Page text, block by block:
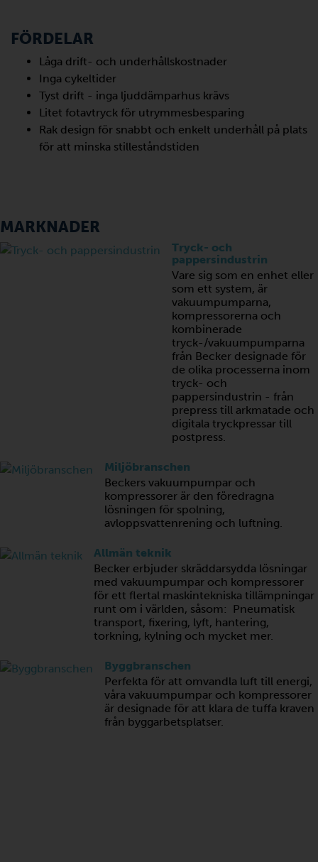
FÖRDELAR
Låga drift- och underhållskostnader
Inga cykeltider
Tyst drift - inga ljuddämparhus krävs
Litet fotavtryck för utrymmesbesparing
Rak design för snabbt och enkelt underhåll på plats
för att minska stilleståndstiden
MARKNADER
Tryck- och
pappersindustrin
Vare sig som en enhet eller
som ett system, är
vakuumpumparna,
kompressorerna och
kombinerade
tryck-/vakuumpumparna
från Becker designade för
de olika processerna inom
tryck- och
pappersindustrin - från
prepress till arkmatade och
digitala tryckpressar till
postpress.
Miljöbranschen
Beckers vakuumpumpar och
kompressorer är den föredragna
lösningen för spolning,
avloppsvattenrening och luftning.
Allmän teknik
Becker erbjuder skräddarsydda lösningar
med vakuumpumpar och kompressorer
för ett flertal maskintekniska tillämpningar
runt om i världen, såsom: Pneumatisk
transport, fixering, lyft, hantering,
torkning, kylning och mycket mer.
Byggbranschen
Perfekta för att omvandla luft till energi,
våra vakuumpumpar och kompressorer
är designade för att klara de tuffa kraven
från byggarbetsplatser.